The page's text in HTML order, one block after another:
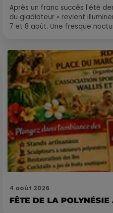
Après un franc succès l'été
du gladiateur » revient
7 et 8 août. Une fresque
4 août 2026
FÊTE DE LA